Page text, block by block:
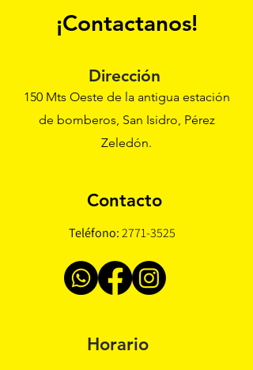
¡Contactanos!
Dirección
150 Mts Oeste de la antigua estación
de bomberos, San Isidro, Pérez
Zeledón.
Contacto
Teléfono:2771-3525
Horario